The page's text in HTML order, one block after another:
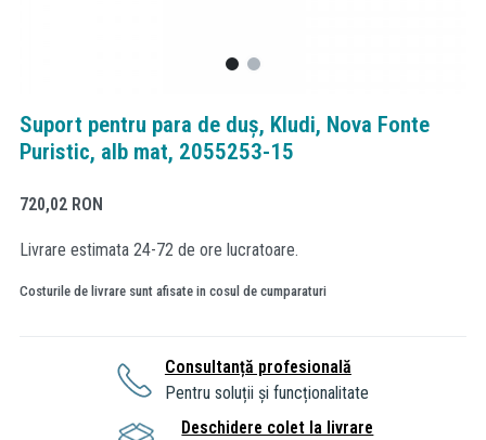
Suport pentru para de duș, Kludi, Nova Fonte
Puristic, alb mat, 2055253-15
720,02 RON
Livrare estimata 24-72 de ore lucratoare.
Costurile de livrare sunt afisate in cosul de cumparaturi
Consultanță profesională
Pentru soluții și funcționalitate
Deschidere colet la livrare